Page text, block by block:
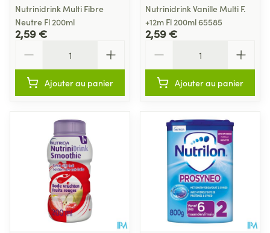
Nutrinidrink Multi Fibre
Neutre Fl 200ml
2,59 €
Ajouter au panier
Nutrinidrink Vanille Multi F.
+12m Fl 200ml 65585
2,59 €
Ajouter au panier